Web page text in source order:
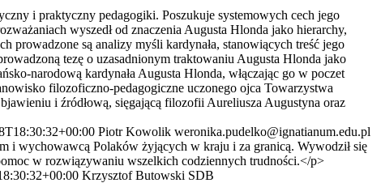
i praktyczny pedagogiki. Poszukuje systemowych cech jego
wyszedł od znaczenia Augusta Hlonda jako hierarchy,
są analizy myśli kardynała, stanowiących treść jego
tezę o uzasadnionym traktowaniu Augusta Hlonda jako
narodową kardy­nała Augusta Hlonda, włączając go w poczet
­filozoficzno-pedagogiczne uczonego ojca Towarzystwa
i źródłową, sięgającą filozofii Aureliusza Augustyna oraz
Piotr Kowolik weronika.pudelko@ignatianum.edu.pl
i wychowawcą Polaków żyjących w kraju i za granicą. Wywodził się
w rozwiązywaniu wszelkich codziennych trudności.</p>
Krzysztof Butowski SDB